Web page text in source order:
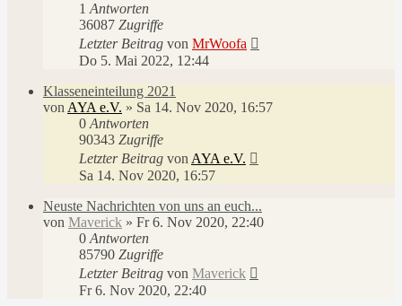
1 Antworten
36087 Zugriffe
Letzter Beitrag von MrWoofa
Do 5. Mai 2022, 12:44
Klasseneinteilung 2021
von AYA e.V. » Sa 14. Nov 2020, 16:57
0 Antworten
90343 Zugriffe
Letzter Beitrag von AYA e.V.
Sa 14. Nov 2020, 16:57
Neuste Nachrichten von uns an euch...
von Maverick » Fr 6. Nov 2020, 22:40
0 Antworten
85790 Zugriffe
Letzter Beitrag von Maverick
Fr 6. Nov 2020, 22:40